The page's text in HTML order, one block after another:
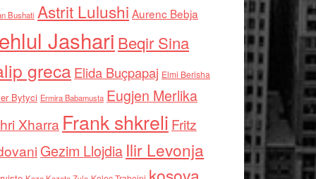
Bushati Astrit Lulushi Aurenc Bebja
Jashari Beqir Sina
grecaElida Buçpapaj Elmi Berisha
Bytyci Ermira Babamusta Eugjen Merlika
Xharra Frank shkreli Fritz
Gezim Llojdia Ilir Levonja